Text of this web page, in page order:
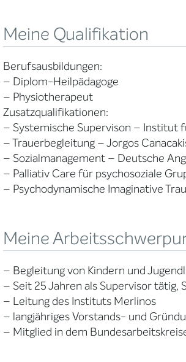
Meine Qualifikation
Berufsausbildungen:
– Diplom-Heilpädagoge
– Physiotherapeut
Zusatzqualifikationen:
– Systemische Supervison – Institut
– Trauerbegleitung – Jorgos
– Sozialmanagement – Deutsche
– Palliativ Care für psychosoziale
– Psychodynamische Imaginative
Meine
– Begleitung von Kindern und
– Seit 25 Jahren als Supervisor
– Leitung des Instituts Merlinos
– langjähriges Vorstands- und
– Mitglied in dem